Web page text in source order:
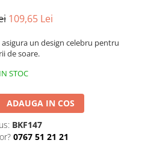
109,65 Lei
un design celebru pentru
de soare.
IN STOC
ADAUGA IN COS
BKF147
0767 51 21 21